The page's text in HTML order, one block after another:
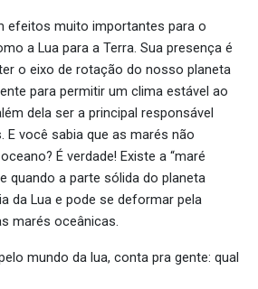
efeitos muito importantes para o
a Lua para a Terra. Sua presença é
o eixo de rotação do nosso planeta
para permitir um clima estável ao
dela ser a principal responsável
E você sabia que as marés não
É verdade! Existe a “maré
quando a parte sólida do planeta
da Lua e pode se deformar pela
marés oceânicas.
mundo da lua, conta pra gente: qual